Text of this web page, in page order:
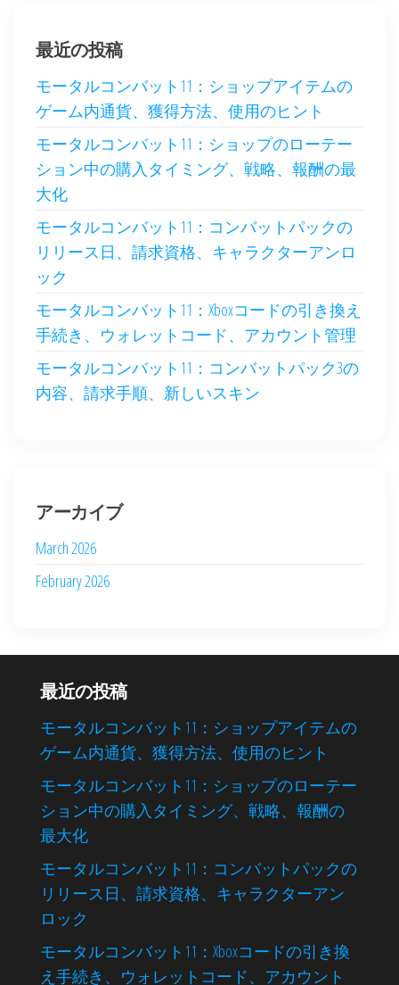
最近の投稿
モータルコンバット11：ショップアイテムの
ゲーム内通貨、獲得方法、使用のヒント
モータルコンバット11：ショップのローテー
ション中の購入タイミング、戦略、報酬の最
大化
モータルコンバット11：コンバットパックの
リリース日、請求資格、キャラクターアンロ
ック
モータルコンバット11：Xboxコードの引き換え
手続き、ウォレットコード、アカウント管理
モータルコンバット11：コンバットパック3の
内容、請求手順、新しいスキン
アーカイブ
March 2026
February 2026
最近の投稿
モータルコンバット11：ショップアイテムの
ゲーム内通貨、獲得方法、使用のヒント
モータルコンバット11：ショップのローテー
ション中の購入タイミング、戦略、報酬の
最大化
モータルコンバット11：コンバットパックの
リリース日、請求資格、キャラクターアン
ロック
モータルコンバット11：Xboxコードの引き換
え手続き、ウォレットコード、アカウント